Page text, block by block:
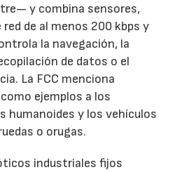
y combina sensores,
de al menos 200 kbps y
la navegación, la
de datos o el
La FCC menciona
ejemplos a los
humanoides y los vehículos
o orugas.
industriales fijos